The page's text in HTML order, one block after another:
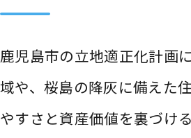
鹿児島市の立地適正化計画
域や、桜島の降灰に備えた
やすさと資産価値を裏づけ